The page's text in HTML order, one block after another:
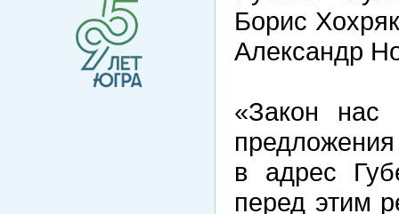
Борис
Александр
«Закон нас
в адрес
перед этим